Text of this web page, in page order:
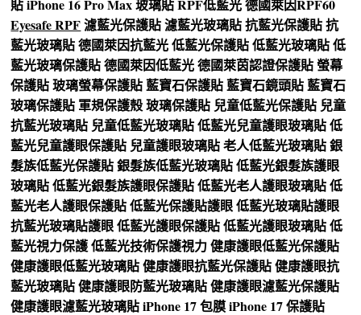
貼iPhone 16 Pro Max 玻璃貼RPF低藍光德國萊因RPF60
Eyesafe RPF濾藍光保護貼濾藍光玻璃貼抗藍光保護貼抗
藍光玻璃貼德國萊因抗藍光低藍光保護貼低藍光玻璃貼低
藍光玻璃保護貼德國萊因低藍光德國萊茵認證保護貼螢幕
保護貼玻璃螢幕保護貼藍寶石保護貼藍寶石鏡頭貼藍寶石
玻璃保護貼 軍規保護殼玻璃保護貼 兒童低藍光保護貼 兒童
抗藍光玻璃貼 兒童低藍光玻璃貼低藍光兒童護眼玻璃貼低
藍光兒童護眼保護貼 兒童護眼玻璃貼老人低藍光玻璃貼銀
髮族低藍光保護貼銀髮族低藍光玻璃貼低藍光銀髮族護眼
玻璃貼低藍光銀髮族護眼保護貼低藍光老人護眼玻璃貼低
藍光老人護眼保護貼低藍光保護貼護眼低藍光玻璃貼護眼
抗藍光玻璃貼護眼低藍光護眼保護貼低藍光護眼玻璃貼低
藍光視力保護低藍光技術保護視力健康護眼低藍光保護貼
健康護眼低藍光玻璃貼健康護眼抗藍光保護貼健康護眼抗
藍光玻璃貼健康護眼防藍光玻璃貼健康護眼濾藍光保護貼
健康護眼濾藍光玻璃貼iPhone 17 包膜iPhone 17 保護貼